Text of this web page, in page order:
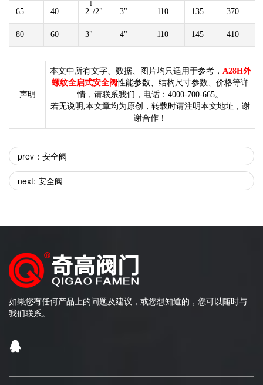
65 40 2
1
/2" 3" 110 135 370
80 60 3" 4" 110 145 410
声明
本文中所有文字、数据、图片均只适用于参考， A28H外
螺纹全启式安全阀性能参数、结构尺寸参数、价格等详
情，请联系我们，电话：4000-700-665。
若无说明,本文章均为原创，转载时请注明本文地址，谢
谢合作！
prev：安全阀
next: 安全阀
如果您有任何产品上的问题及建议，或您想知道的，您可以随时与
我们联系。